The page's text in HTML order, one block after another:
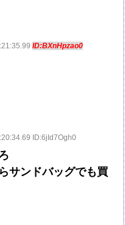
ID:BXnHpzao0
ID:6jId7Ogh0
サンドバッグでも買